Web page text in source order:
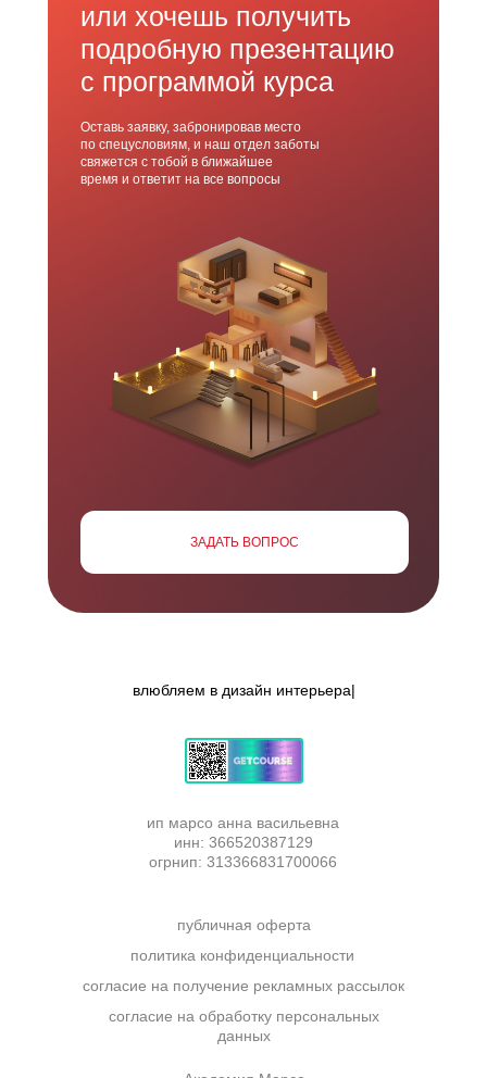
ЗАДАТЬ ВОПРОС
или хочешь получить
подробную презентацию
с программой курса
Оставь заявку, забронировав место
по спецусловиям, и наш отдел заботы
свяжется с тобой в ближайшее
время и ответит на все вопросы
влюбляем вдизайн|
политика конфиденциальности
публичная оферта
согласие на обработку персональных
данных
согласие на получение рекламных рассылок
ип марсо анна васильевна
инн: 366520387129
огрнип: 313366831700066